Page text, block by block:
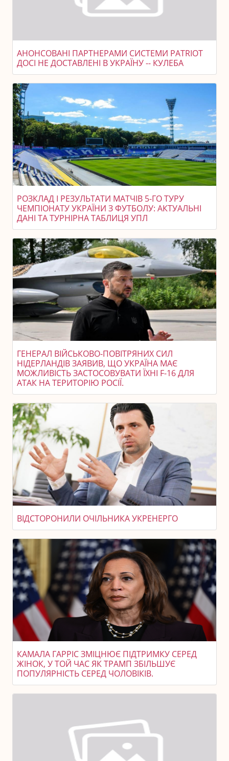
АНОНСОВАНІ ПАРТНЕРАМИ СИСТЕМИ PATRIOT
ДОСІ НЕ ДОСТАВЛЕНІ В УКРАЇНУ -- КУЛЕБА
РОЗКЛАД І РЕЗУЛЬТАТИ МАТЧІВ 5-ГО ТУРУ
ЧЕМПІОНАТУ УКРАЇНИ З ФУТБОЛУ: АКТУАЛЬНІ
ДАНІ ТА ТУРНІРНА ТАБЛИЦЯ УПЛ
ГЕНЕРАЛ ВІЙСЬКОВО-ПОВІТРЯНИХ СИЛ
НІДЕРЛАНДІВ ЗАЯВИВ, ЩО УКРАЇНА МАЄ
МОЖЛИВІСТЬ ЗАСТОСОВУВАТИ ЇХНІ F-16 ДЛЯ
АТАК НА ТЕРИТОРІЮ РОСІЇ.
ВІДСТОРОНИЛИ ОЧІЛЬНИКА УКРЕНЕРГО
КАМАЛА ГАРРІС ЗМІЦНЮЄ ПІДТРИМКУ СЕРЕД
ЖІНОК, У ТОЙ ЧАС ЯК ТРАМП ЗБІЛЬШУЄ
ПОПУЛЯРНІСТЬ СЕРЕД ЧОЛОВІКІВ.